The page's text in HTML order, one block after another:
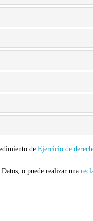
de Ejercicio de
o puede realizar una